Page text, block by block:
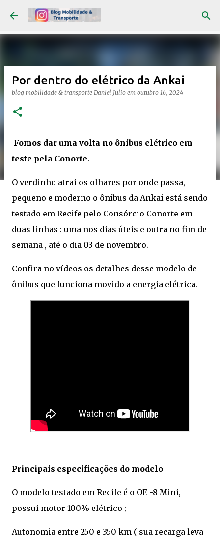
Pular para o conteúdo principal
Por dentro do elétrico da Ankai
blog mobilidade & transporte Daniel Julio em outubro 16, 2024
Fomos dar uma volta no ônibus elétrico em
teste pela Conorte.
O verdinho atrai os olhares por onde passa,
pequeno e moderno o ônibus da Ankai está sendo
testado em Recife pelo Consórcio Conorte em
duas linhas : uma nos dias úteis e outra no fim de
semana , até o dia 03 de novembro.
Confira no vídeos os detalhes desse modelo de
ônibus que funciona movido a energia elétrica.
Principais especificações do modelo
O modelo testado em Recife é o OE -8 Mini,
possui motor 100% elétrico ;
Autonomia entre 250 e 350 km ( sua recarga leva